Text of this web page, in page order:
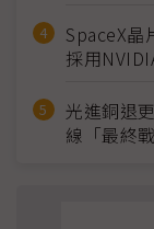
SpaceX
採用
光進銅退
線「最終戰